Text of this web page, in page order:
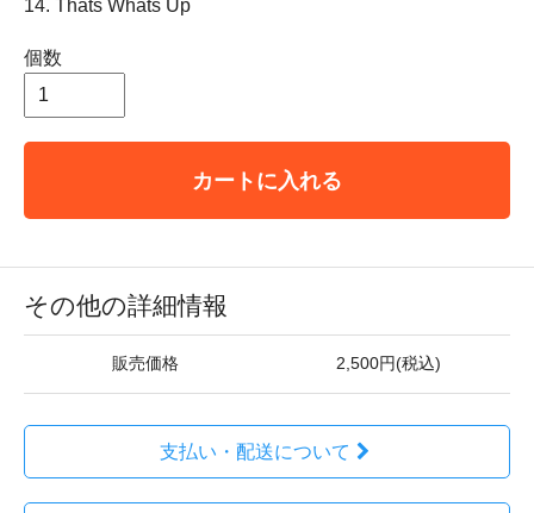
14. Thats Whats Up
個数
カートに入れる
その他の詳細情報
販売価格 2,500円(税込)
支払い・配送について